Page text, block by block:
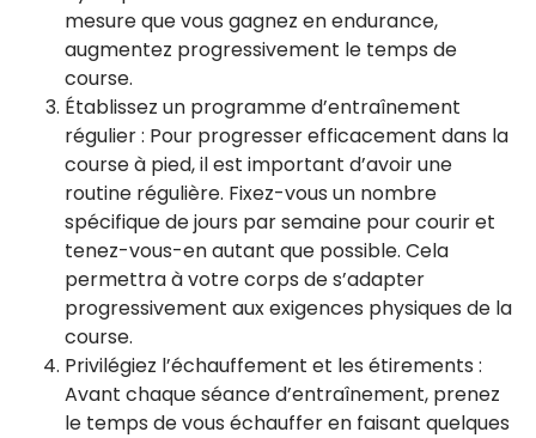
mesure que vous gagnez en endurance,
augmentez progressivement le temps de
course.
Établissez un programme d’entraînement
régulier : Pour progresser efficacement dans la
course à pied, il est important d’avoir une
routine régulière. Fixez-vous un nombre
spécifique de jours par semaine pour courir et
tenez-vous-en autant que possible. Cela
permettra à votre corps de s’adapter
progressivement aux exigences physiques de la
course.
Privilégiez l’échauffement et les étirements :
Avant chaque séance d’entraînement, prenez
le temps de vous échauffer en faisant quelques